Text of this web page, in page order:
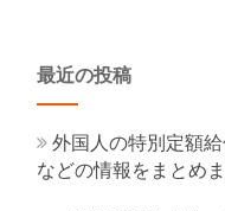
最近の投稿
外国人の特別定額
などの情報をまとめ